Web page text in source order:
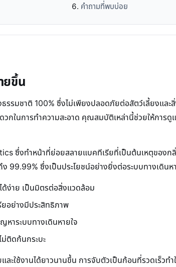
คำถามที่พบบ่อย
ยขึ้น
รรมชาติ 100% ซึ่งไม่เพียงปลอดภัยต่อสัตว์เลี้ยงแ
กในการทำความสะอาด คุณสมบัติเหล่านี้ช่วยให้การ
ซึ่งทำหน้าที่ย่อยสลายแบคทีเรียที่เป็นต้นเหตุของก
99.99% ซึ่งเป็นประโยชน์อย่างยิ่งต่อระบบทางเดินห
ง่าย เป็นมิตรต่อสิ่งแวดล้อม
อย่างมีประสิทธิภาพ
าระบบทางเดินหายใจ
ม่ติดก้นกระบะ
ใช้งานได้ยาวนานขึ้น การจับตัวเป็นก้อนที่รวดเร็วท